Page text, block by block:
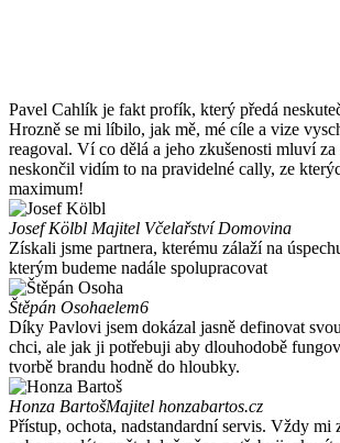
Pavel Cahlík je fakt profík, který předá
Hrozně se mi líbilo, jak mě, mé cíle a vize
reagoval. Ví co dělá a jeho zkušenosti mluví za
neskončil vidím to na pravidelné cally, ze
maximum!
Josef Kölbl Majitel Včelařství Domovina
Získali jsme partnera, kterému zálaží na
kterým budeme nadále spolupracovat
Štěpán Osohaelem6
Díky Pavlovi jsem dokázal jasně definovat
chci, ale jak ji potřebuji aby dlouhodobě
tvorbě brandu hodně do hloubky.
Honza BartošMajitel honzabartos.cz
Přístup, ochota, nadstandardní servis. Vždy mi